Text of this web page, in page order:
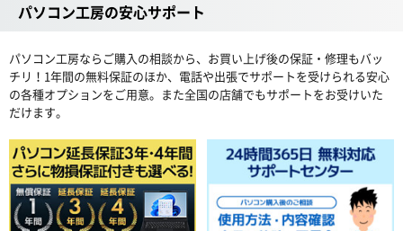
パソコン工房の安心サポート
パソコン工房ならご購入の相談から、お買い上げ後の保証・修理もバッ
チリ！1年間の無料保証のほか、電話や出張でサポートを受けられる安心
の各種オプションをご用意。また全国の店舗でもサポートをお受けいた
だけます。